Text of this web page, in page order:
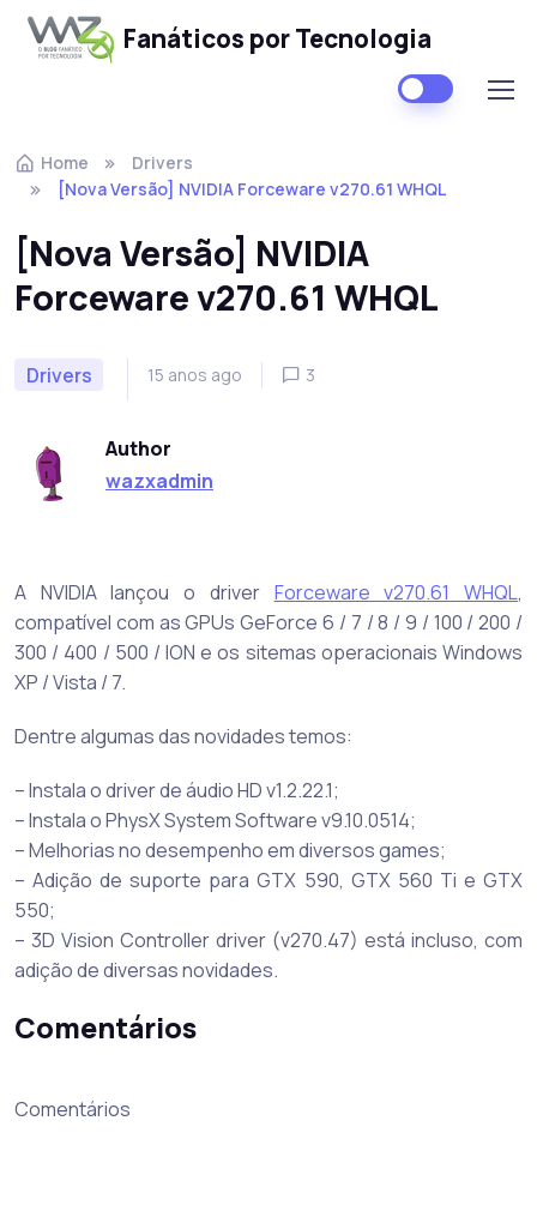
Fanáticos por Tecnologia
Home
Drivers
[Nova Versão] NVIDIA Forceware v270.61 WHQL
[Nova Versão] NVIDIA
Forceware v270.61 WHQL
Drivers 15 anos ago 3
Author
wazxadmin
A NVIDIA lançou o driver Forceware v270.61 WHQL,
compatível com as GPUs GeForce 6 / 7 / 8 / 9 / 100 / 200 /
300 / 400 / 500 / ION e os sitemas operacionais Windows
XP / Vista / 7.
Dentre algumas das novidades temos:
– Instala o driver de áudio HD v1.2.22.1;
– Instala o PhysX System Software v9.10.0514;
– Melhorias no desempenho em diversos games;
– Adição de suporte para GTX 590, GTX 560 Ti e GTX
550;
– 3D Vision Controller driver (v270.47) está incluso, com
adição de diversas novidades.
Comentários
Comentários